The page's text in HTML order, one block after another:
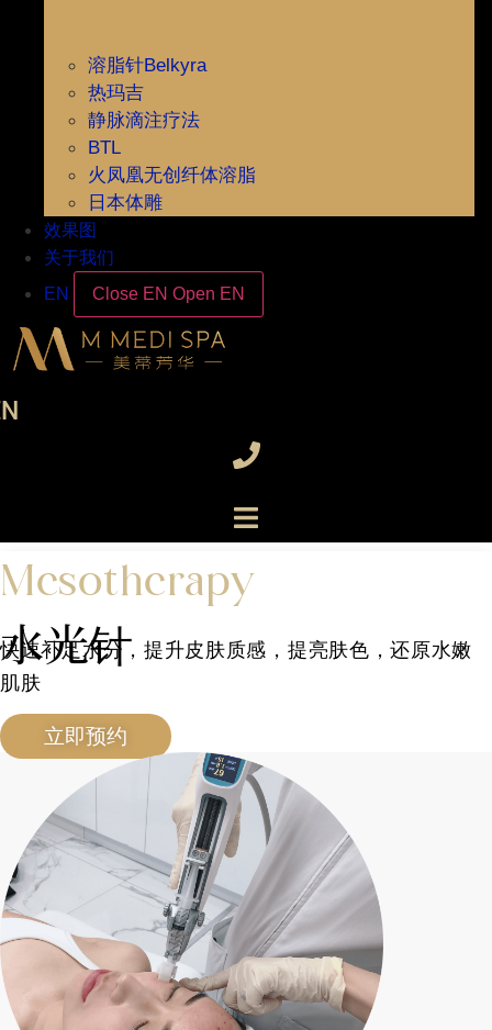
溶脂针Belkyra
热玛吉
静脉滴注疗法
BTL
火凤凰无创纤体溶脂
日本体雕
效果图
关于我们
EN
Close EN Open EN
Mesotherapy
水光针
快速补足水分，提升皮肤质感，提亮肤色，还原水嫩
肌肤
立即预约